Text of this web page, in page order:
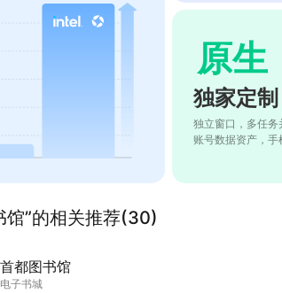
原生
独家定
独立窗口，多任务
账号数据资产，
馆”的相关推荐(30)
首都图书馆
电子书城